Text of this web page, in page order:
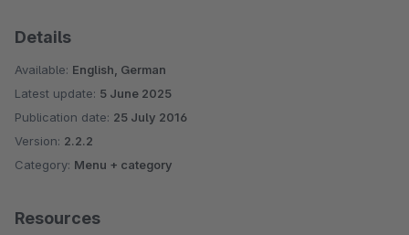
Details
Available: English, German
Latest update: 5 June 2025
Publication date: 25 July 2016
Version: 2.2.2
Category: Menu + category
Resources